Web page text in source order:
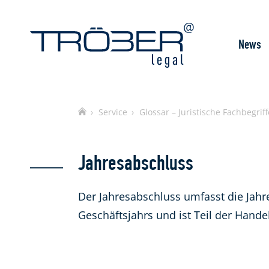
News
HomeService Glossar – Juristische
Jahresabschluss
Der Jahresabschluss umfasst die
Geschäftsjahrs und ist Teil der